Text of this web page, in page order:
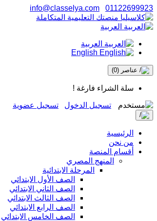
01122699923
info@classelya.com
العربية
العربية
English
عناصر (0)
سلة الشراء فارغة !
تسجيل الدخول تسجيل عضوية
الرئيسية
من نحن
أقسام المنصة
المنهج المصري
المرحلة الابتدائية
الصف الأول الابتدائي
الصف الثاني الابتدائي
الصف الثالث الابتدائي
الصف الرابع الابتدائي
الصف الخامس الابتدائي